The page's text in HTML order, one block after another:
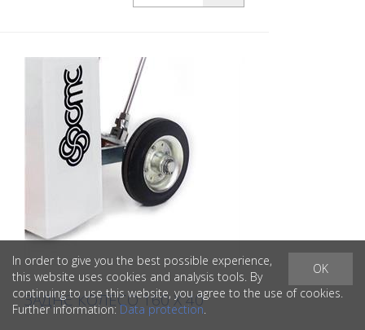
ЗАДНЄ КОЛЕСО 160 X 40
OK
In order to give you the best possible experience,
this website uses cookies and analysis tools. By
continuing to use this website, you agree to the use of cookies.
Further information:Data protection.